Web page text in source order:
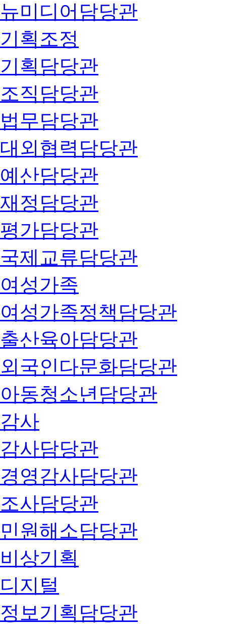
뉴미디어담당관
기획조정
기획담당관
조직담당관
법무담당관
대외협력담당관
예산담당관
재정담당관
평가담당관
국제교류담당관
여성가족
여성가족정책담당관
출산육아담당관
외국인다문화담당관
아동청소년담당관
감사
감사담당관
경영감사담당관
조사담당관
민원해소담당관
비상기획
디지털
정보기획담당관